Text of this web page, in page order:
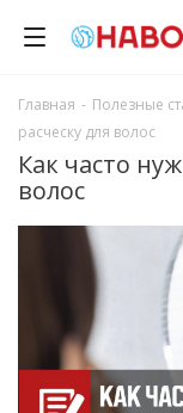
Главная - Полезные
расческу для волос
Как часто
волос